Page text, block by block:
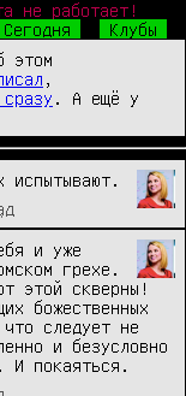
не работает!
Сегодня
Клубы
этом
. А ещё у
и уже
грехе.
этой скверны!
божественных
следует не
и безусловно
покаяться.